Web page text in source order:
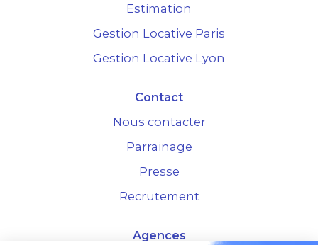
Estimation
Gestion Locative Paris
Gestion Locative Lyon
Contact
Nous contacter
Parrainage
Presse
Recrutement
Agences